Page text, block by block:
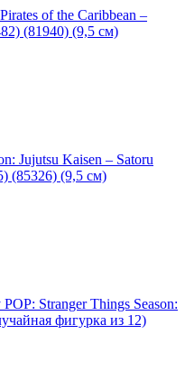
of the Caribbean –
(81940) (9,5 см)
Jujutsu Kaisen – Satoru
(85326) (9,5 см)
Stranger Things Season:
фигурка из 12)